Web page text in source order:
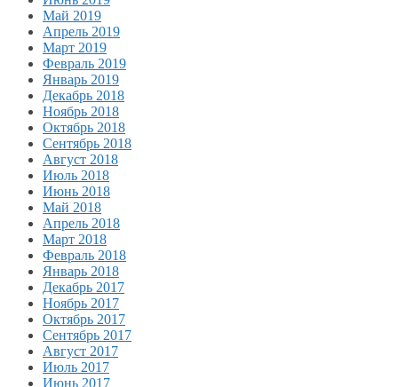
Май 2019
Апрель 2019
Март 2019
Февраль 2019
Январь 2019
Декабрь 2018
Ноябрь 2018
Октябрь 2018
Сентябрь 2018
Август 2018
Июль 2018
Июнь 2018
Май 2018
Апрель 2018
Март 2018
Февраль 2018
Январь 2018
Декабрь 2017
Ноябрь 2017
Октябрь 2017
Сентябрь 2017
Август 2017
Июль 2017
Июнь 2017